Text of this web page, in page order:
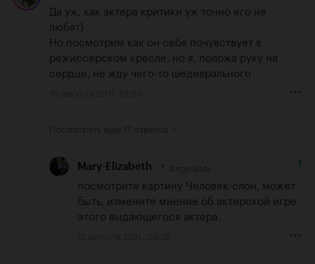
Да уж, как актера критики уж точно его не
любят)
Но посмотрим как он себя почувствует в
режиссерском кресле, но я, положа руку на
сердце, не жду чего-то шедеврального
Mary-Elizabeth 1
посмотрите картину Человек-слон, может
быть, измените мнение об актерской игре
этого выдающегося актера.